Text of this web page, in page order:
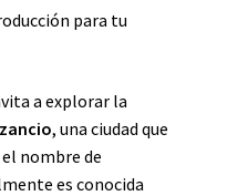
para tu
a explorar la
, una ciudad que
nombre de
es conocida